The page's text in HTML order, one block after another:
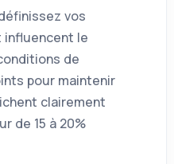
vos
influencent le
de
pour maintenir
clairement
de 15 à 20%